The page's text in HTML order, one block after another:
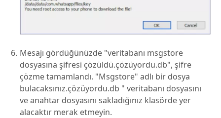
Mesajı gördüğünüzde "veritabanı msgstore
dosyasına şifresi çözüldü.çözüyordu.db", şifre
çözme tamamlandı. "Msgstore" adlı bir dosya
bulacaksınız.çözüyordu.db " veritabanı dosyasını
ve anahtar dosyasını sakladığınız klasörde yer
alacaktır merak etmeyin.